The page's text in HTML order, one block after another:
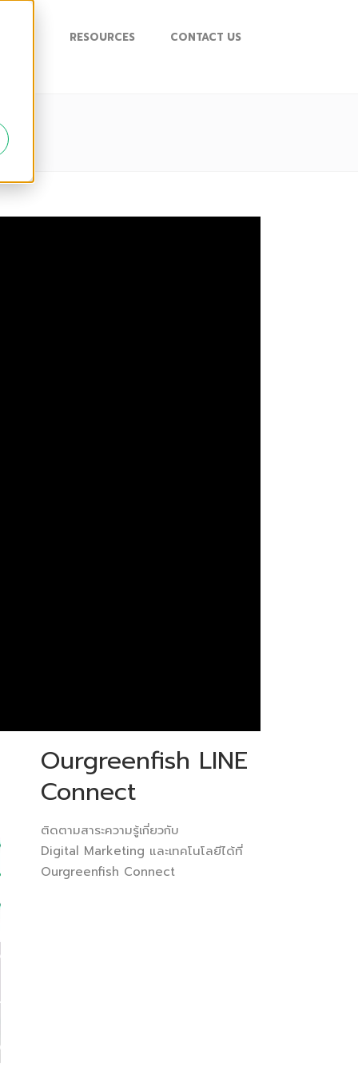
RESOURCES CONTACT US
Ourgreenfish LINE
Connect
ติดตามสาระความรู้เกี่ยวกับ
Digital Marketing และเทคโนโลยีได้ที่
Ourgreenfish Connect